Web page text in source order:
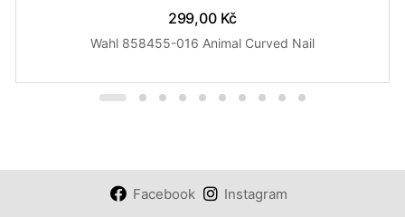
299,00 Kč
Wahl 858455-016 Animal Curved Nail
Facebook Instagram